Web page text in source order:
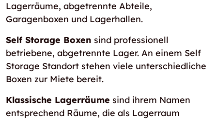
Lagerräume, abgetrennte Abteile,
Garagenboxen und Lagerhallen.
Self Storage Boxen sind professionell
betriebene, abgetrennte Lager. An einem Self
Storage Standort stehen viele unterschiedliche
Boxen zur Miete bereit.
Klassische Lagerräume sind ihrem Namen
entsprechend Räume, die als Lagerraum